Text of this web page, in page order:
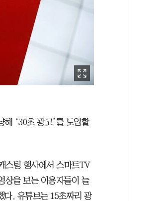
해 ‘30초 광고’를 도입할
스팅 행사에서 스마트TV
상을 보는 이용자들이 늘
다. 유튜브는 15초짜리 광